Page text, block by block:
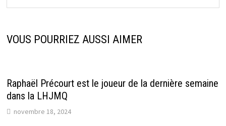
VOUS POURRIEZ AUSSI AIMER
Raphaël Précourt est le joueur de la dernière semaine
dans la LHJMQ
novembre 18, 2024